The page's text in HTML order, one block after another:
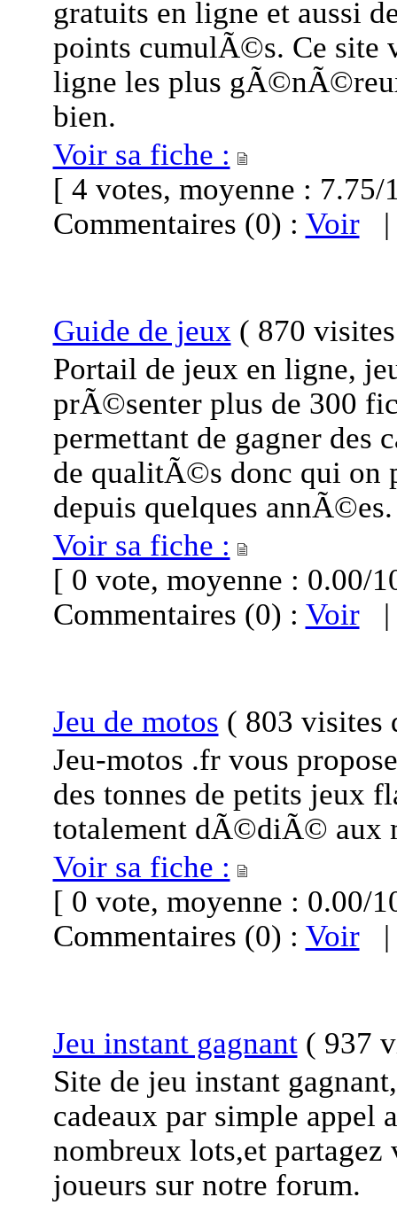
gratuits en ligne et aussi
points cumulÃ©s. Ce site
ligne les plus
bien.
Voir sa fiche :
[ 4 votes, moyenne :
Commentaires (0) : Voir
Guide de jeux ( 870
Portail de jeux en ligne,
prÃ©senter plus de 300
permettant de gagner des
de qualitÃ©s donc qui on
depuis quelques annÃ©es.
Voir sa fiche :
[ 0 vote, moyenne :
Commentaires (0) : Voir
Jeu de motos ( 803 visites
Jeu-motos .fr vous
des tonnes de petits jeux
totalement dÃ©diÃ© aux
Voir sa fiche :
[ 0 vote, moyenne :
Commentaires (0) : Voir
Jeu instant gagnant( 937
Site de jeu instant
cadeaux par simple appel
nombreux lots,et partagez
joueurs sur notre forum.